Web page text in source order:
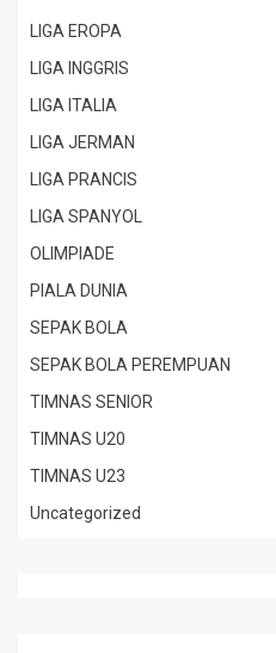
LIGA EROPA
LIGA INGGRIS
LIGA ITALIA
LIGA JERMAN
LIGA PRANCIS
LIGA SPANYOL
OLIMPIADE
PIALA DUNIA
SEPAK BOLA
SEPAK BOLA PEREMPUAN
TIMNAS SENIOR
TIMNAS U20
TIMNAS U23
Uncategorized